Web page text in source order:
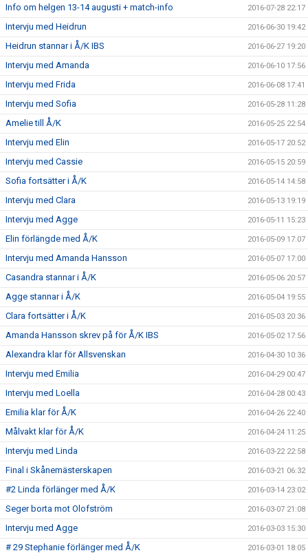
Info om helgen 13-14 augusti + match-info 2016-07-28 22:17
Intervju med Heidrun 2016-06-30 19:42
Heidrun stannar i Å/K IBS 2016-06-27 19:20
Intervju med Amanda 2016-06-10 17:56
Intervju med Frida 2016-06-08 17:41
Intervju med Sofia 2016-05-28 11:28
Amelie till Å/K 2016-05-25 22:54
Intervju med Elin 2016-05-17 20:52
Intervju med Cassie 2016-05-15 20:59
Sofia fortsätter i Å/K 2016-05-14 14:58
Intervju med Clara 2016-05-13 19:19
Intervju med Agge 2016-05-11 15:23
Elin förlängde med Å/K 2016-05-09 17:07
Intervju med Amanda Hansson 2016-05-07 17:00
Casandra stannar i Å/K 2016-05-06 20:57
Agge stannar i Å/K 2016-05-04 19:55
Clara fortsätter i Å/K 2016-05-03 20:36
Amanda Hansson skrev på för Å/K IBS 2016-05-02 17:56
Alexandra klar för Allsvenskan 2016-04-30 10:36
Intervju med Emilia 2016-04-29 00:47
Intervju med Loella 2016-04-28 00:43
Emilia klar för Å/K 2016-04-26 22:40
Målvakt klar för Å/K 2016-04-24 11:25
Intervju med Linda 2016-03-22 22:58
Final i Skånemästerskapen 2016-03-21 06:32
#2 Linda förlänger med Å/K 2016-03-14 23:02
Seger borta mot Olofström 2016-03-07 21:08
Intervju med Agge 2016-03-03 15:30
# 29 Stephanie förlänger med Å/K 2016-03-01 18:05